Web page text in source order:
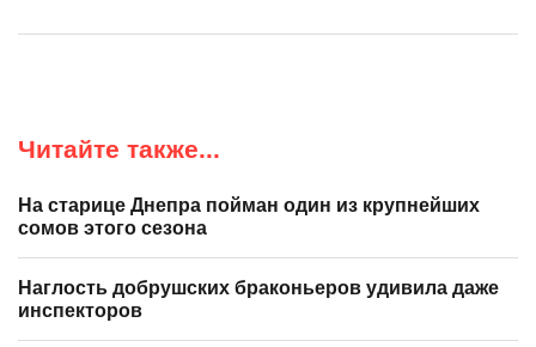
Читайте также...
На старице Днепра пойман один из крупнейших
сомов этого сезона
Наглость добрушских браконьеров удивила даже
инспекторов